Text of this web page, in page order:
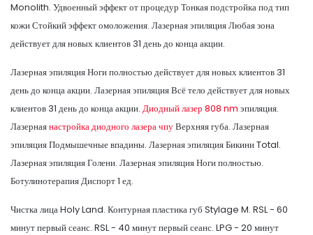
Monolith. Удвоенный эффект от процедур Тонкая подстройка под тип
кожи Стойкий эффект омоложения. Лазерная эпиляция Любая зона
действует для новых клиентов 31 день до конца акции.
Лазерная эпиляция Ноги полностью действует для новых клиентов 31
день до конца акции. Лазерная эпиляция Всё тело действует для новых
клиентов 31 день до конца акции. Диодный лазер 808 nm эпиляция.
Лазернаянастройка диодного лазера чпуВерхняя губа. Лазерная
эпиляция Подмышечные впадины. Лазерная эпиляция Бикини Total.
Лазерная эпиляция Голени. Лазерная эпиляция Ноги полностью.
Ботулинотерапия Диспорт 1 ед.
Чистка лица Holy Land. Контурная пластика губ Stylage M. RSL - 60
минут первый сеанс. RSL - 40 минут первый сеанс. LPG - 20 минут